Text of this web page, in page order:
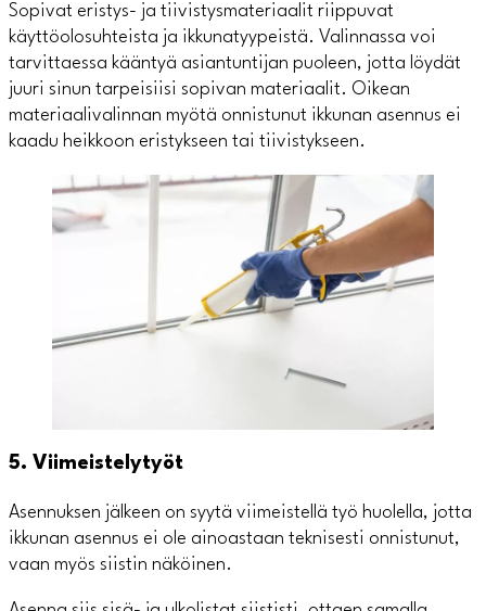
Sopivat eristys- ja tiivistysmateriaalit riippuvat
käyttöolosuhteista ja ikkunatyypeistä. Valinnassa voi
tarvittaessa kääntyä asiantuntijan puoleen, jotta löydät
juuri sinun tarpeisiisi sopivan materiaalit. Oikean
materiaalivalinnan myötä onnistunut ikkunan asennus ei
kaadu heikkoon eristykseen tai tiivistykseen.
5. Viimeistelytyöt
Asennuksen jälkeen on syytä viimeistellä työ huolella, jotta
ikkunan asennus ei ole ainoastaan teknisesti onnistunut,
vaan myös siistin näköinen.